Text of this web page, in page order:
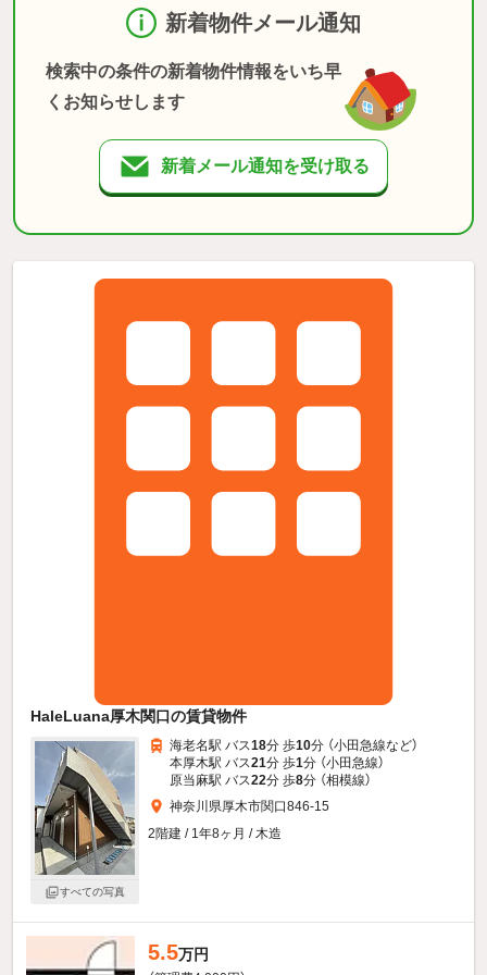
新着物件メール通知
検索中の条件の新着物件情報をいち早
くお知らせします
新着メール通知を受け取る
HaleLuana厚木関口の賃貸物件
すべての写真
海老名駅 バス18分 歩10分 （小田急線など）
本厚木駅 バス21分 歩1分 （小田急線）
原当麻駅 バス22分 歩8分 （相模線）
神奈川県厚木市関口846-15
2階建 / 1年8ヶ月 / 木造
5.5万円